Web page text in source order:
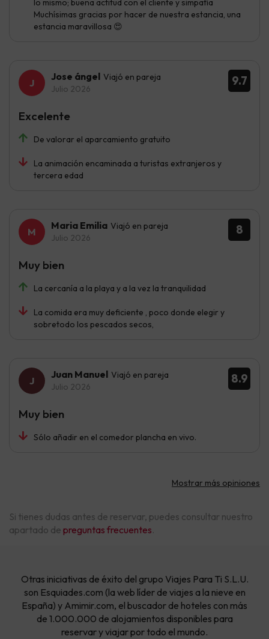
lo mismo; buena actitud con el cliente y simpatía
Muchísimas gracias por hacer de nuestra estancia, una
estancia maravillosa 😍
9.7
Jose ángel Viajó en pareja
Julio 2026
De valorar el aparcamiento gratuito
La animación encaminada a turistas extranjeros y
tercera edad
Excelente
8
Maria Emilia Viajó en pareja
Julio 2026
La cercanía a la playa y a la vez la tranquilidad
La comida era muy deficiente , poco donde elegir y
sobretodo los pescados secos,
Muy bien
8.9
Juan Manuel Viajó en pareja
Julio 2026
Sólo añadir en el comedor plancha en vivo.
Muy bien
Mostrar más opiniones
Si tienes dudas antes de reservar, puedes consultar nuestro
apartado de preguntas frecuentes.
Otras iniciativas de éxito del grupo Viajes Para Ti S.L.U.
son Esquiades.com (la web líder de viajes a la nieve en
España) y Amimir.com, el buscador de hoteles con más
de 1.000.000 de alojamientos disponibles para
reservar y viajar por todo el mundo.